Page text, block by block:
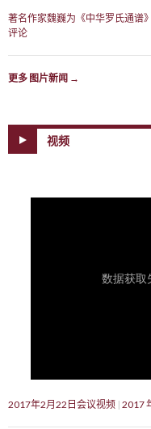
著名作家魏巍为《中华罗氏通谱
评论
更多 图片新闻 →
视频
2017年2月22日会议视频 2017